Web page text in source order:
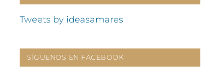
Tweets by ideasamares
SÍGUENOS EN FACEBOOK